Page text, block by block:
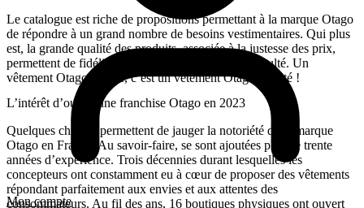
Mon compte
Le catalogue est riche de propositions permettant à la marque Otago
de répondre à un grand nombre de besoins vestimentaires. Qui plus
est, la grande qualité des produits, associée à la justesse des prix,
permettent de fidéliser les clients sans aucune difficulté. Un
vêtement Otago essayé, c’est un vêtement Otago adopté !
L’intérêt d’ouvrir une franchise Otago en 2023
Quelques chiffres permettent de jauger la notoriété de la marque
Otago en France. Au savoir-faire, se sont ajoutées plus de trente
années d’expérience. Trois décennies durant lesquelles les
concepteurs ont constamment eu à cœur de proposer des vêtements
répondant parfaitement aux envies et aux attentes des
consommateurs. Au fil des ans, 16 boutiques physiques ont ouvert